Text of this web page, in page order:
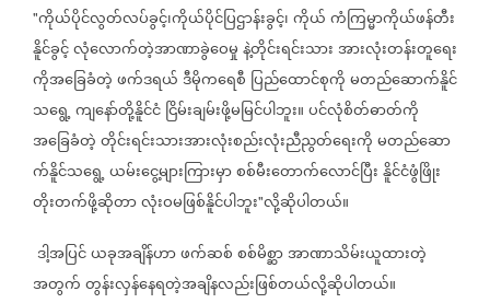
"ကိုယ်ပိုင်လွတ်လပ်ခွင့်၊ကိုယ်ပိုင်ပြဌာန်းခွင့်၊ကိုယ်ကံကြမ္မာကိုယ်ဖန်တီး
နိူင်ခွင့်လုံလောက်တဲ့အာဏာခွဲဝေမှုနဲ့တိုင်းရင်းသားအားလုံးတန်းတူရေး
ကိုအခြေခံတဲ့ဖက်ဒရယ်ဒီမိုကရေစီ ပြည်ထောင်စုကိုမတည်ဆောက်နိူင်
သရွေ့ကျနော်တို့နိူင်ငံငြိမ်းချမ်းဖို့မမြင်ပါဘူး။ပင်လုံစိတ်ဓာတ်ကို
အခြေခံတဲ့တိုင်းရင်းသားအားလုံးစည်းလုံးညီညွတ်ရေးကိုမတည်ဆော
က်နိူင်သရွေ့ယမ်းငွေ့များကြားမှာစစ်မီးတောက်လောင်ပြီးနိူင်ငံဖွံဖြိုး
တိုးတက်ဖို့ဆိုတာလုံးဝမဖြစ်နိူင်ပါဘူး"လို့ဆိုပါတယ်။
ဒါ့အပြင်ယခုအချိန်ဟာဖက်ဆစ်စစ်မိစ္ဆာအာဏာသိမ်းယူထားတဲ့
အတွက်တွန်းလှန်နေရတဲ့အချိနလည်းဖြစ်တယ်လို့ဆိုပါတယ်။